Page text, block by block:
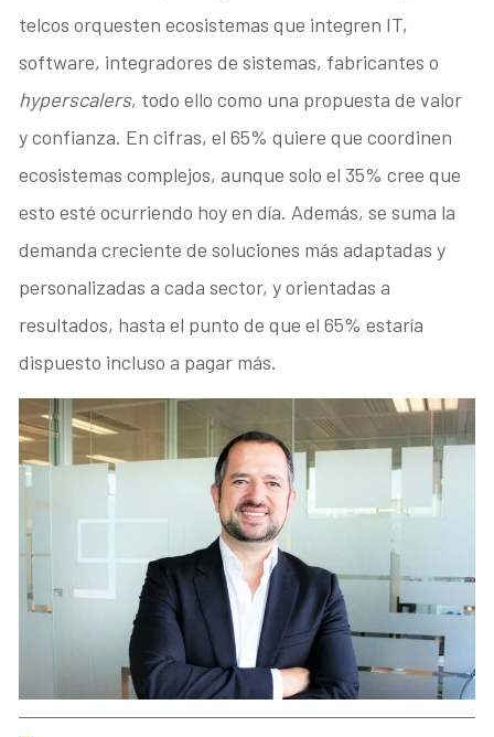
telcos orquesten ecosistemas que integren IT,
software, integradores de sistemas, fabricantes o
hyperscalers, todo ello como una propuesta de valor
y confianza. En cifras, el 65% quiere que coordinen
ecosistemas complejos, aunque solo el 35% cree que
esto esté ocurriendo hoy en día. Además, se suma la
demanda creciente de soluciones más adaptadas y
personalizadas a cada sector, y orientadas a
resultados, hasta el punto de que el 65% estaría
dispuesto incluso a pagar más.